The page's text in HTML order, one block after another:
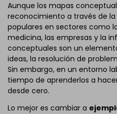
Aunque los mapas
reconocimiento a través de
populares en sectores como
medicina, las empresas y la
conceptuales son un
ideas, la resolución de
Sin embargo, en un entorno
tiempo de aprenderlos a
desde cero.
Lo mejor es cambiar a